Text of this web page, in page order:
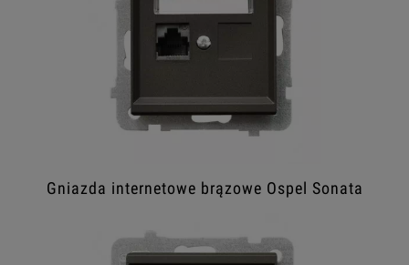
Gniazda internetowe brązowe Ospel Sonata